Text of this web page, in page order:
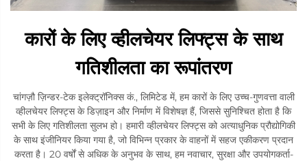
कारों के लिए व्हीलचेयर लिफ्ट्स के साथ
गतिशीलता का रूपांतरण
चांगज़ौ ज़िन्डर-टेक इलेक्ट्रॉनिक्स कं., लिमिटेड में, हम कारों के लिए उच्च-गुणवत्ता वाली
व्हीलचेयर लिफ्ट्स के डिज़ाइन और निर्माण में विशेषज्ञ हैं, जिससे सुनिश्चित होता है कि
सभी के लिए गतिशीलता सुलभ हो। हमारी व्हीलचेयर लिफ्ट्स को अत्याधुनिक प्रौद्योगिकी
के साथ इंजीनियर किया गया है, जो विभिन्न प्रकार के वाहनों में सहज एकीकरण प्रदान
करता है। 20 वर्षों से अधिक के अनुभव के साथ, हम नवाचार, सुरक्षा और उपयोगकर्ता-